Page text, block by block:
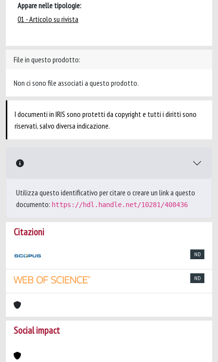
Appare nelle tipologie:
01 - Articolo su rivista
File in questo prodotto:
Non ci sono file associati a questo prodotto.
I documenti in IRIS sono protetti da copyright e tutti i diritti sono
riservati, salvo diversa indicazione.
Utilizza questo identificativo per citare o creare un link a questo
documento: https://hdl.handle.net/10281/408436
Citazioni
ND
ND
Social impact